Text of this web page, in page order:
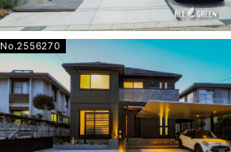
No.2556270